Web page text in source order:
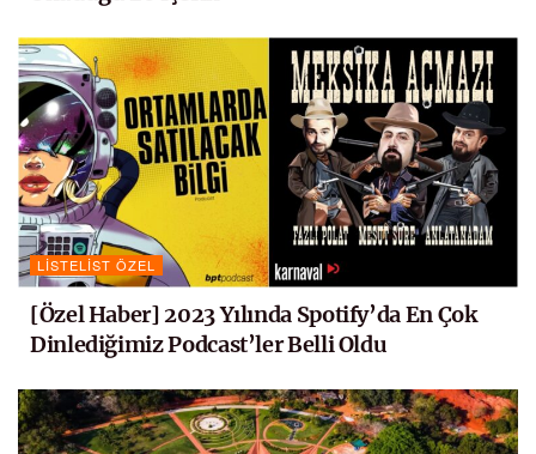
LISTELIST ÖZEL
[Özel Haber] 2023 Yılında Spotify’da En Çok
Dinlediğimiz Podcast’ler Belli Oldu